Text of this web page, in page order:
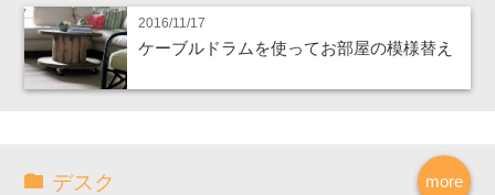
2016/11/17
ケーブルドラムを使ってお部屋の模様替え
more
デスク